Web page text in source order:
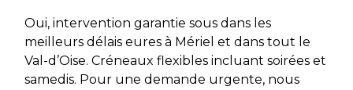
Oui, intervention garantie sous dans les
meilleurs délais eures à Mériel et dans tout le
Val-d’Oise. Créneaux flexibles incluant soirées et
samedis. Pour une demande urgente, nous